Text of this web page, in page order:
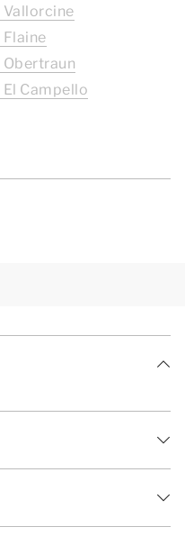
Vallorcine
Flaine
Obertraun
Campello